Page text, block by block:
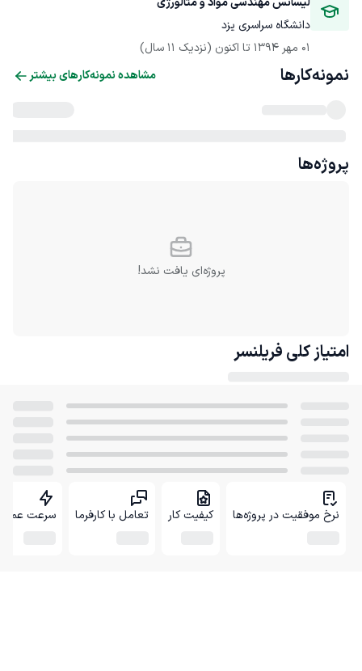
دانشگاه سراسری یزد
01 مهر 1394
تا اکنون (نزدیک 11 سال)
نمونه‌کارها مشاهده نمونه‌کارهای بیشتر
پروژه‌ها
پروژه‌ای یافت نشد!
امتیاز کلی فریلنسر
نرخ موفقیت در پروژه‌ها کیفیت کار تعامل با کارفرما سرعت عمل